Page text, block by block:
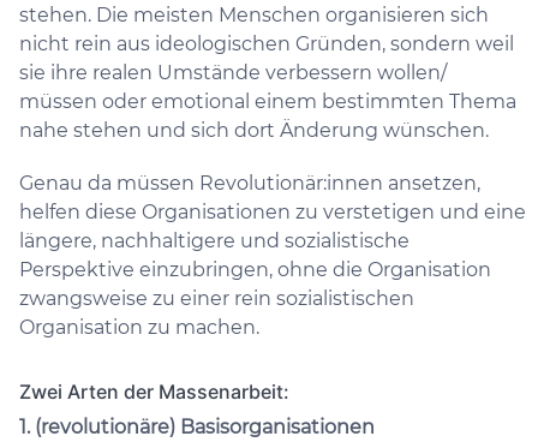
stehen. Die meisten Menschen organisieren sich
nicht rein aus ideologischen Gründen, sondern weil
sie ihre realen Umstände verbessern wollen/
müssen oder emotional einem bestimmten Thema
nahe stehen und sich dort Änderung wünschen.
Genau da müssen Revolutionär:innen ansetzen,
helfen diese Organisationen zu verstetigen und eine
längere, nachhaltigere und sozialistische
Perspektive einzubringen, ohne die Organisation
zwangsweise zu einer rein sozialistischen
Organisation zu machen.
Zwei Arten der Massenarbeit:
1. (revolutionäre) Basisorganisationen